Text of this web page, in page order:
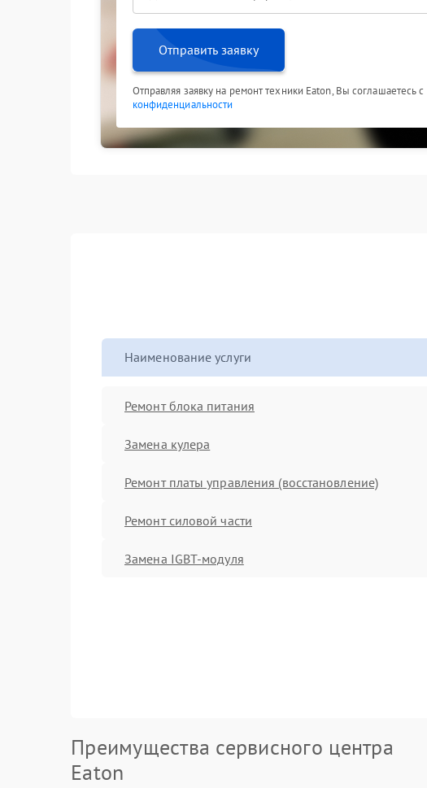
Отправить заявку
Отправляя заявку на ремонт техники Eaton, Вы соглашаетесь с
конфиденциальности
Наименование услуги
Ремонт блока питания
Замена кулера
Ремонт платы управления (восстановление)
Ремонт силовой части
Замена IGBT-модуля
Преимущества сервисного центра
Eaton